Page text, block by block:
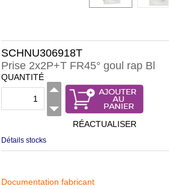
SCHNU306918T
Prise 2x2P+T FR45° goul rap Bl
QUANTITÉ
RÉACTUALISER
Détails stocks
Documentation fabricant